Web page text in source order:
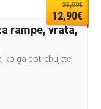
35,00€
12,90€
rampe, vrata,
ko ga potrebujete,